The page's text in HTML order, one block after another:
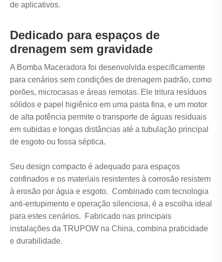
de aplicativos.
Dedicado para espaços de
drenagem sem gravidade
A Bomba Maceradora foi desenvolvida especificamente
para cenários sem condições de drenagem padrão, como
porões, microcasas e áreas remotas. Ele tritura resíduos
sólidos e papel higiênico em uma pasta fina, e um motor
de alta potência permite o transporte de águas residuais
em subidas e longas distâncias até a tubulação principal
de esgoto ou fossa séptica.
Seu design compacto é adequado para espaços
confinados e os materiais resistentes à corrosão resistem
à erosão por água e esgoto. Combinado com tecnologia
anti-entupimento e operação silenciosa, é a escolha ideal
para estes cenários. Fabricado nas principais
instalações da TRUPOW na China, combina praticidade
e durabilidade.